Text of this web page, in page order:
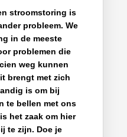
stroomstoring is
probleem. We
in de meeste
problemen die
weg kunnen
brengt met zich
is om bij
te bellen met ons
het zaak om hier
te zijn. Doe je